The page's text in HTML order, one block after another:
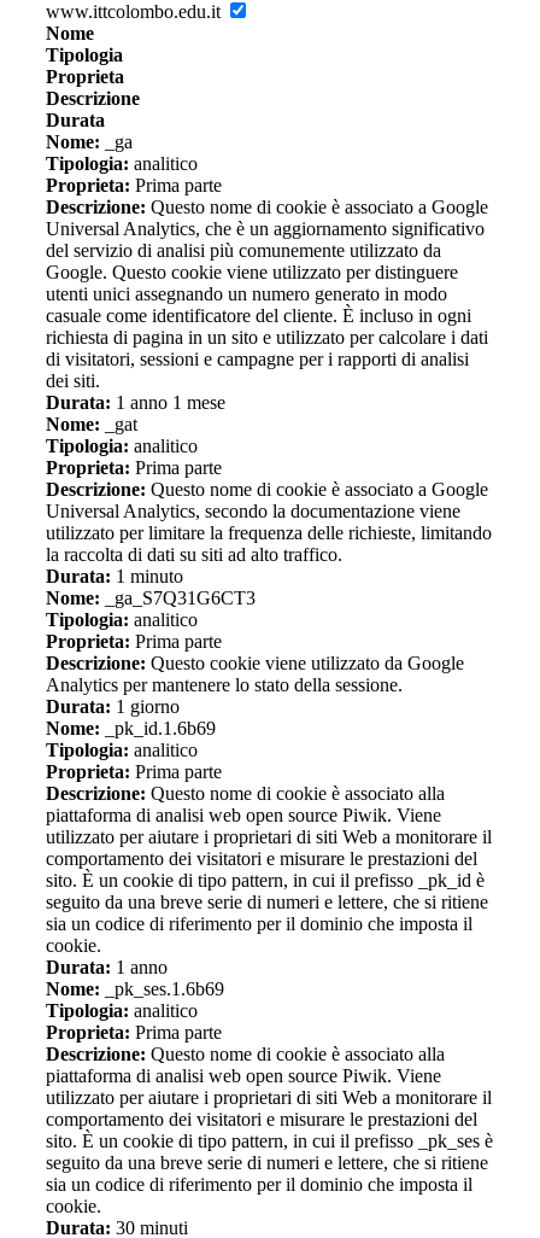
www.ittcolombo.edu.it
Nome
Tipologia
Proprieta
Descrizione
Durata
Nome: _ga
Tipologia: analitico
Proprieta: Prima parte
Descrizione: Questo nome di cookie è associato a Google
Universal Analytics, che è un aggiornamento significativo
del servizio di analisi più comunemente utilizzato da
Google. Questo cookie viene utilizzato per distinguere
utenti unici assegnando un numero generato in modo
casuale come identificatore del cliente. È incluso in ogni
richiesta di pagina in un sito e utilizzato per calcolare i dati
di visitatori, sessioni e campagne per i rapporti di analisi
dei siti.
Durata: 1 anno 1 mese
Nome: _gat
Tipologia: analitico
Proprieta: Prima parte
Descrizione: Questo nome di cookie è associato a Google
Universal Analytics, secondo la documentazione viene
utilizzato per limitare la frequenza delle richieste, limitando
la raccolta di dati su siti ad alto traffico.
Durata: 1 minuto
Nome: _ga_S7Q31G6CT3
Tipologia: analitico
Proprieta: Prima parte
Descrizione: Questo cookie viene utilizzato da Google
Analytics per mantenere lo stato della sessione.
Durata: 1 giorno
Nome: _pk_id.1.6b69
Tipologia: analitico
Proprieta: Prima parte
Descrizione: Questo nome di cookie è associato alla
piattaforma di analisi web open source Piwik. Viene
utilizzato per aiutare i proprietari di siti Web a monitorare il
comportamento dei visitatori e misurare le prestazioni del
sito. È un cookie di tipo pattern, in cui il prefisso _pk_id è
seguito da una breve serie di numeri e lettere, che si ritiene
sia un codice di riferimento per il dominio che imposta il
cookie.
Durata: 1 anno
Nome: _pk_ses.1.6b69
Tipologia: analitico
Proprieta: Prima parte
Descrizione: Questo nome di cookie è associato alla
piattaforma di analisi web open source Piwik. Viene
utilizzato per aiutare i proprietari di siti Web a monitorare il
comportamento dei visitatori e misurare le prestazioni del
sito. È un cookie di tipo pattern, in cui il prefisso _pk_ses è
seguito da una breve serie di numeri e lettere, che si ritiene
sia un codice di riferimento per il dominio che imposta il
cookie.
Durata: 30 minuti